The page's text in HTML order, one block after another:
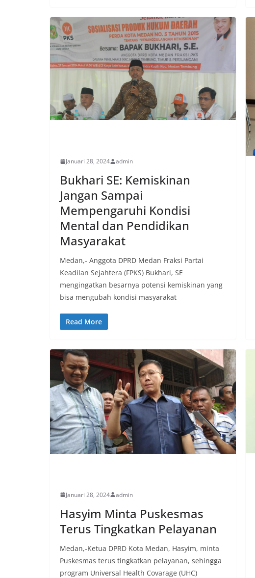
Januari 28, 2024 admin
Bukhari SE: Kemiskinan
Jangan Sampai
Mempengaruhi Kondisi
Mental dan Pendidikan
Masyarakat
Medan,- Anggota DPRD Medan Fraksi Partai
Keadilan Sejahtera (FPKS) Bukhari, SE
mengingatkan besarnya potensi kemiskinan yang
bisa mengubah kondisi masyarakat
Read More
Januari 28, 2024 admin
Hasyim Minta Puskesmas
Terus Tingkatkan Pelayanan
Medan,-Ketua DPRD Kota Medan, Hasyim, minta
Puskesmas terus tingkatkan pelayanan, sehingga
program Universal Health Covarage (UHC)